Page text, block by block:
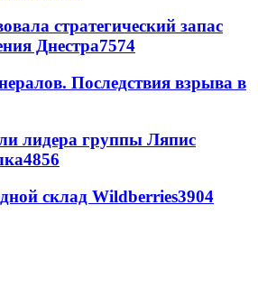
стратегический запас
Днестра7574
Последствия взрыва в
лидера группы Ляпис
4856
склад Wildberries3904